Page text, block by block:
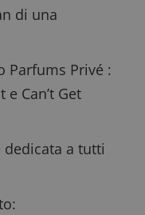
di una
Parfums Privé :
Can’t Get
dedicata a tutti